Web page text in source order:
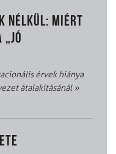
NÉLKÜL: MIÉRT
„JÓ
érvek hiánya
átalakításánál»